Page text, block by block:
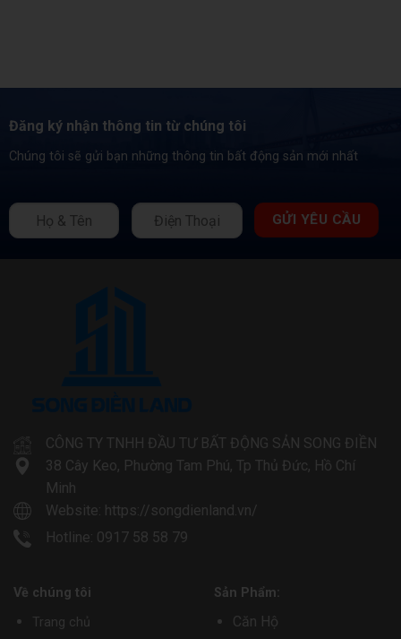
Đăng ký nhận thông tin từ chúng tôi
Chúng tôi sẽ gửi bạn những thông tin bất động sản mới nhất
CÔNG TY TNHH ĐẦU TƯ BẤT ĐỘNG SẢN SONG ĐIỀN
38 Cây Keo, Phường Tam Phú, Tp Thủ Đức, Hồ Chí
Minh
Website: https://songdienland.vn/
Hotline: 0917 58 58 79
Về chúng tôi
Trang chủ
Sản Phẩm:
Căn Hộ